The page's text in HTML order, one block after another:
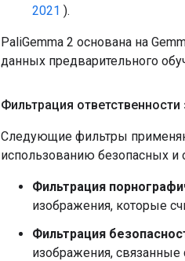
2021 ).
PaliGemma 2 основана на
данных предварительного
Фильтрация
Следующие фильтры
использованию безопасных и
Фильтрация
изображения, которые
Фильтрация
изображения,